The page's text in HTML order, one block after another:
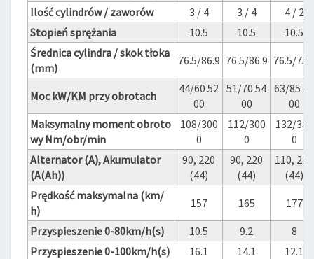
Ilość cylindrów / zaworów
3 / 4 3 / 4
4 / 2
Stopień sprężania
10.5 10.5
10.5
Średnica cylindra / skok tłoka
(mm)
76.5/86.9 76.5/86.9 76.5/
Moc kW/KM przy obrotach
44/60 52
00
51/70 54
00
63/85 50
00
Maksymalny moment obroto
wy Nm/obr/min
108/300
0
112/300
0
132/380
0
Alternator (A), Akumulator
(A(Ah))
90, 220
(44)
90, 220
(44)
110, 220
(44)
Prędkość maksymalna (km/
h)
157 165
177
Przyspieszenie 0-80km/h(s)
10.5 9.2
8
Przyspieszenie 0-100km/h(s)
16.1 14.1
12.1